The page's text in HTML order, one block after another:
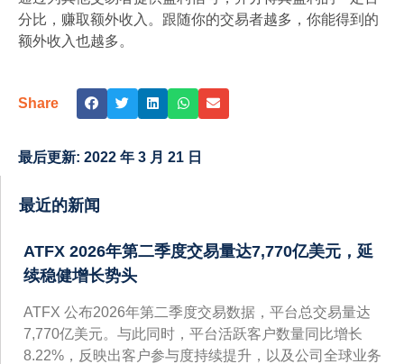
分比，赚取额外收入。跟随你的交易者越多，你能得到的
额外收入也越多。
Share
最后更新: 2022 年 3 月 21 日
最近的新闻
ATFX 2026年第二季度交易量达7,770亿美元，延
续稳健增长势头
ATFX 公布2026年第二季度交易数据，平台总交易量达
7,770亿美元。与此同时，平台活跃客户数量同比增长
8.22%，反映出客户参与度持续提升，以及公司全球业务